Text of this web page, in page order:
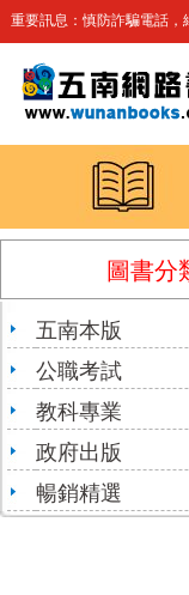
重要訊息：慎防詐騙電話，
圖書分
五南本版
公職考試
教科專業
政府出版
暢銷精選